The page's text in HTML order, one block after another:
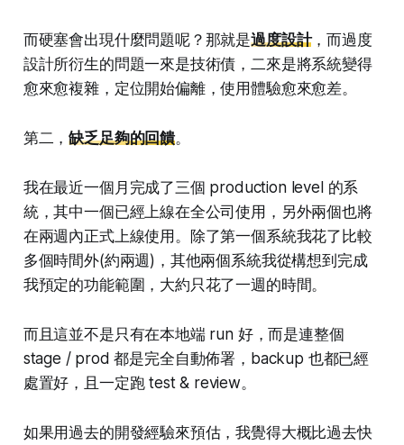
而硬塞會出現什麼問題呢？那就是過度設計，而過度
設計所衍生的問題一來是技術債，二來是將系統變得
愈來愈複雜，定位開始偏離，使用體驗愈來愈差。
第二，缺乏足夠的回饋。
我在最近一個月完成了三個 production level 的系
統，其中一個已經上線在全公司使用，另外兩個也將
在兩週內正式上線使用。除了第一個系統我花了比較
多個時間外(約兩週)，其他兩個系統我從構想到完成
我預定的功能範圍，大約只花了一週的時間。
而且這並不是只有在本地端 run 好，而是連整個
stage / prod 都是完全自動佈署，backup 也都已經
處置好，且一定跑 test & review。
如果用過去的開發經驗來預估，我覺得大概比過去快